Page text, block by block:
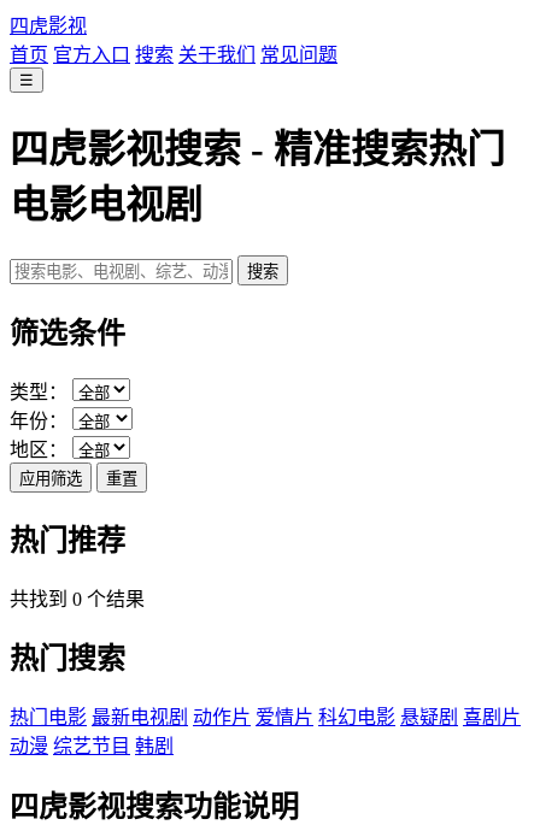
四虎影视
首页 官方入口 搜索 关于我们 常见问题
☰
四虎影视搜索 - 精准搜索热门
电影电视剧
搜索
筛选条件
类型：
年份：
地区：
应用筛选 重置
热门推荐
共找到 0 个结果
热门搜索
热门电影 最新电视剧 动作片 爱情片 科幻电影 悬疑剧 喜剧片
动漫 综艺节目 韩剧
四虎影视搜索功能说明